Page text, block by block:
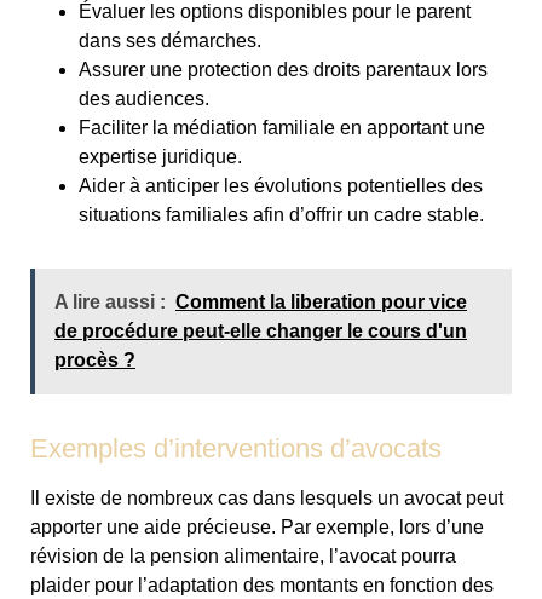
Évaluer les options disponibles pour le parent
dans ses démarches.
Assurer une protection des droits parentaux lors
des audiences.
Faciliter la médiation familiale en apportant une
expertise juridique.
Aider à anticiper les évolutions potentielles des
situations familiales afin d’offrir un cadre stable.
A lire aussi : Comment la liberation pour vice
de procédure peut-elle changer le cours d'un
procès ?
Exemples d’interventions d’avocats
Il existe de nombreux cas dans lesquels un avocat peut
apporter une aide précieuse. Par exemple, lors d’une
révision de la pension alimentaire, l’avocat pourra
plaider pour l’adaptation des montants en fonction des